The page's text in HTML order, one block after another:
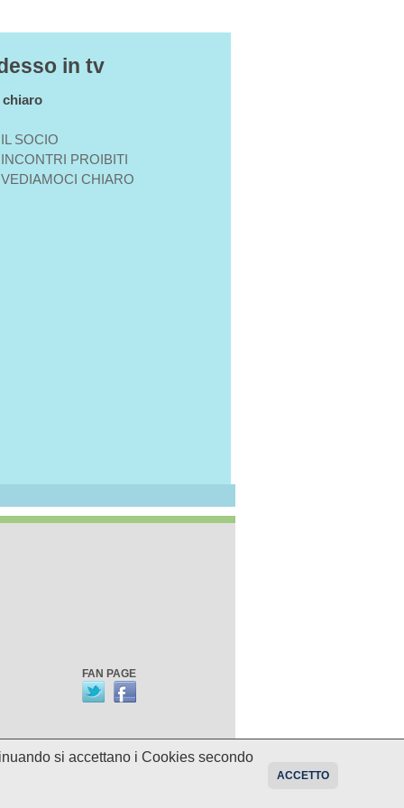
in tv
IL SOCIO
INCONTRI PROIBITI
VEDIAMOCI CHIARO
FAN PAGE
programmi potrebbero essere
si accettano i Cookies secondo
ACCETTO